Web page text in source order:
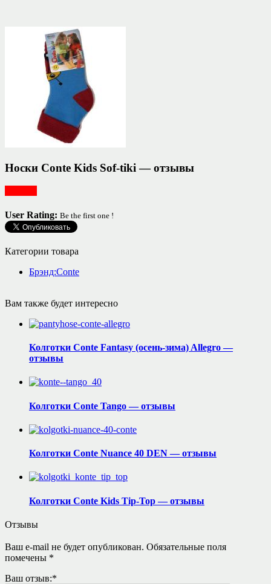
Носки Conte Kids Sof-tiki — отзывы
User Rating: Be the first one !
Категории товара
Брэнд:Conte
Вам также будет интересно
Колготки Conte Fantasy (осень-зима) Allegro —
отзывы
Колготки Conte Tango — отзывы
Колготки Conte Nuance 40 DEN — отзывы
Колготки Conte Kids Tip-Top — отзывы
Отзывы
Ваш e-mail не будет опубликован. Обязательные поля
помечены *
Ваш отзыв:*